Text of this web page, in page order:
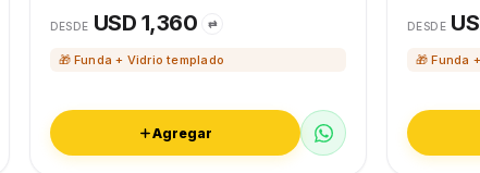
DESDE USD 1,360 ⇄
🎁 Funda + Vidrio templado
Agregar
DESDE
🎁 Funda